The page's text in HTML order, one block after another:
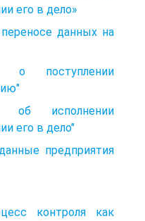
его в дело»
данных на
о поступлении
об исполнении
его в дело"
предприятия
контроля как